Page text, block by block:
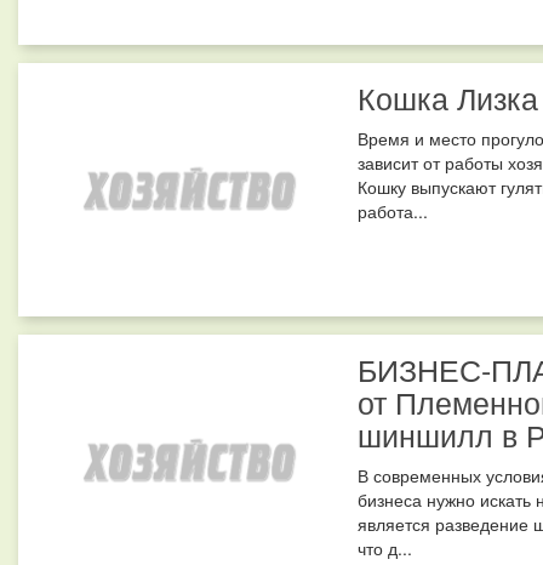
Кошка
Время и место
зависит от работы
Кошку выпускают
работа...
БИЗНЕС-
от
шиншилл в
В современных
бизнеса нужно искать
является разведение
что д...